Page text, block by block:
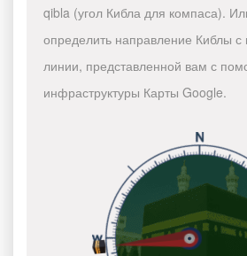
qibla (угол Кибла для компаса).
определить направление Киблы
линии, представленной вам с
инфраструктуры Карты Google.